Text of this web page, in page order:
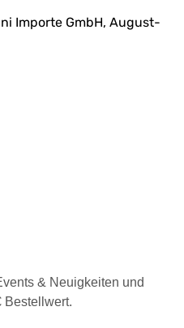
Importe GmbH, August-
& Neuigkeiten und
Bestellwert.